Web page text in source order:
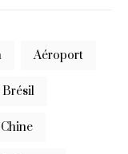
Aéroport
Brésil
Chine